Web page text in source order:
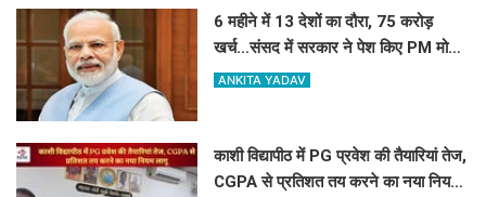
6 महीने में 13 देशों का दौरा, 75 करोड़
खर्च...संसद में सरकार ने पेश किए PM मोदी
की विदेश यात्रा के आकड़े
ANKITA YADAV
काशी विद्यापीठ में PG प्रवेश की तैयारियां तेज,
CGPA से प्रतिशत तय करने का नया नियम